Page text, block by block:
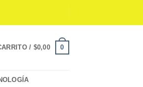
/ $0,00 0